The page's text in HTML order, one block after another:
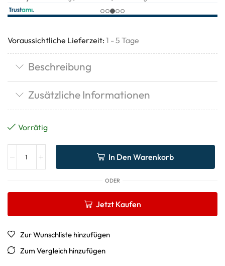
Voraussichtliche Lieferzeit: 1 - 5 Tage
Beschreibung
Zusätzliche Informationen
Vorrätig
In Den Warenkorb
ODER
Jetzt Kaufen
Zur Wunschliste hinzufügen
Zum Vergleich hinzufügen